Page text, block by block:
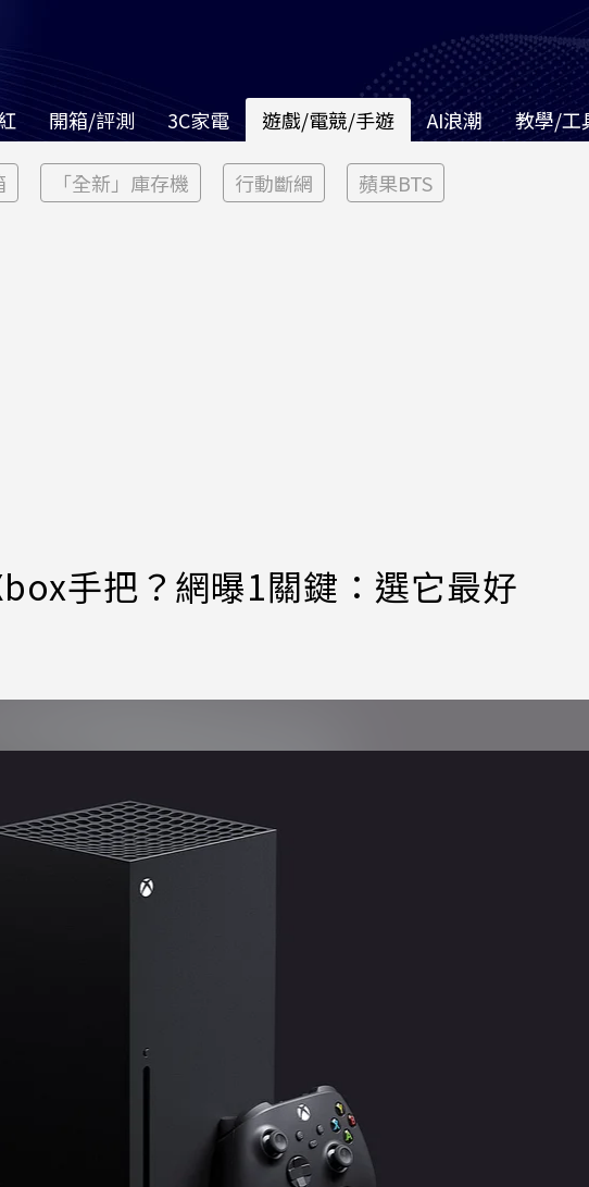
開箱/評測 3C家電 遊戲/電競/手遊 AI浪潮 教學/工
「全新」庫存機 行動斷網 蘋果BTS
手把？網曝1關鍵：選它最好